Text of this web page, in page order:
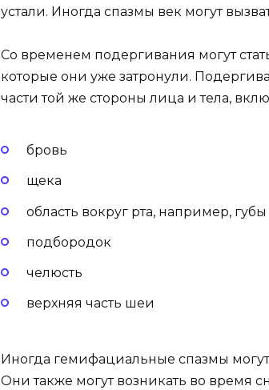
устали. Иногда спазмы век могут
Со временем подергивания могут
которые они уже затронули.
части той же стороны лица и тела,
бровь
щека
область вокруг рта, например, губы
подбородок
челюсть
верхняя часть шеи
Иногда гемифациальные спазмы
Они также могут возникать во время